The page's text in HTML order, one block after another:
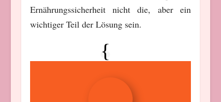
Ernährungssicherheit nichtdie, aber ein
wichtiger Teil der Lösung sein.